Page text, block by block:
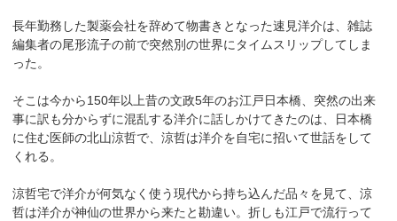
長年勤務した製薬会社を辞めて物書きとなった速見洋介は、雑誌
編集者の尾形流子の前で突然別の世界にタイムスリップしてしま
った。
そこは今から150年以上昔の文政5年のお江戸日本橋、突然の出来
事に訳も分からずに混乱する洋介に話しかけてきたのは、日本橋
に住む医師の北山涼哲で、涼哲は洋介を自宅に招いて世話をして
くれる。
涼哲宅で洋介が何気なく使う現代から持ち込んだ品々を見て、涼
哲は洋介が神仙の世界から来たと勘違い。折しも江戸で流行って